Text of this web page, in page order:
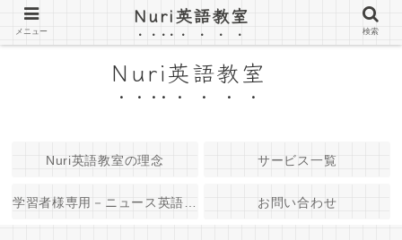
京都府長岡京市 大人のための小さな英語教室
Nuri英語教室
Nuri英語教室の理念 サービス一覧
学習者様専用－ニュース英語音 お問い合わせ
メニュー
Nuri英語教室
検索